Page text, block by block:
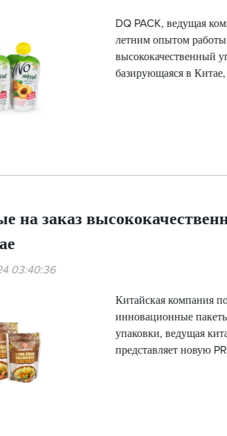
DQ PACK, ведущая
летним опытом работы
высококачественный
базирующаяся в Китае,
на заказ
03:40:36
Китайская компания
инновационные
упаковки, ведущая
представляет новую